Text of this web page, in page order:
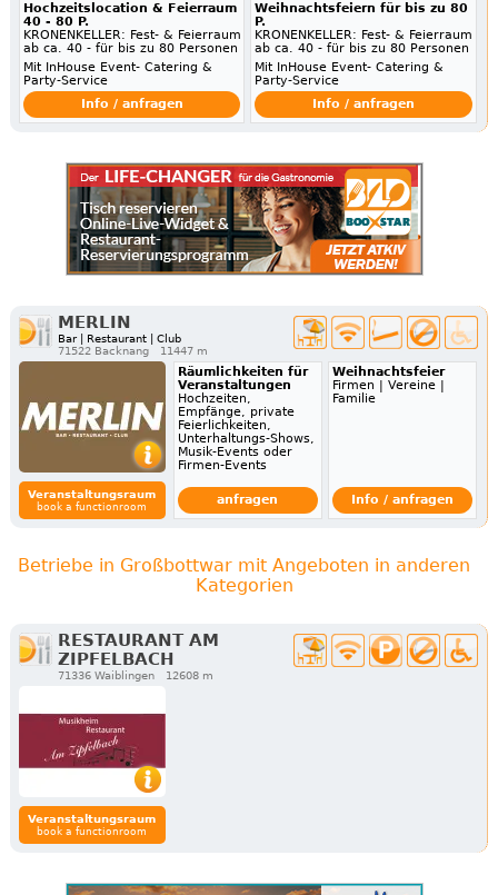
Hochzeitslocation & Feierraum
40 - 80 P.
KRONENKELLER: Fest- & Feierraum
ab ca. 40 - für bis zu 80 Personen
Mit InHouse Event- Catering &
Party-Service
Info / anfragen
Weihnachtsfeiern für bis zu 80
P.
KRONENKELLER: Fest- & Feierraum
ab ca. 40 - für bis zu 80 Personen
Mit InHouse Event- Catering &
Party-Service
Info / anfragen
MERLIN
Bar | Restaurant | Club
71522 Backnang
11447 m
Veranstaltungsraum
book a functionroom
Räumlichkeiten für
Veranstaltungen
Hochzeiten,
Empfänge, private
Feierlichkeiten,
Unterhaltungs-Shows,
Musik-Events oder
Firmen-Events
anfragen
Weihnachtsfeier
Firmen | Vereine |
Familie
Info / anfragen
Betriebe in Großbottwar mit Angeboten in anderen
Kategorien
RESTAURANT AM
ZIPFELBACH
71336 Waiblingen 12608 m
Veranstaltungsraum
book a functionroom